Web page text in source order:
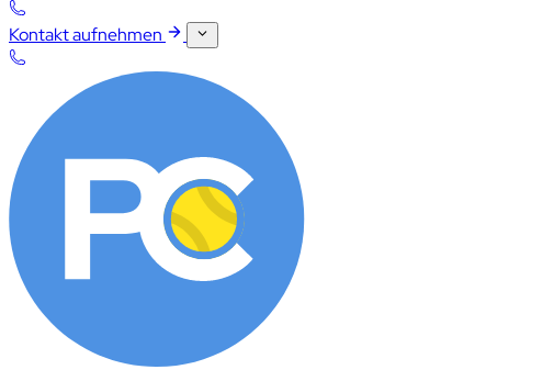
Kontakt aufnehmen